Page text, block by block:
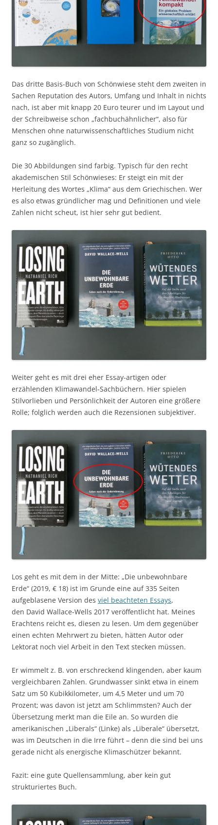
Das dritte Basis-Buch von Schönwiese steht dem zweiten in
Sachen Reputation des Autors, Umfang und Inhalt in nichts
nach, ist aber mit knapp 20 Euro teurer und im Layout und
der Schreibweise schon „fachbuchähnlicher“, also für
Menschen ohne naturwissenschaftliches Studium nicht
ganz so zugänglich.
Die 30 Abbildungen sind farbig. Typisch für den recht
akademischen Stil Schönwieses: Er steigt ein mit der
Herleitung des Wortes „Klima“ aus dem Griechischen. Wer
es also etwas gründlicher mag und Definitionen und viele
Zahlen nicht scheut, ist hier sehr gut bedient.
Weiter geht es mit drei eher Essay-artigen oder
erzählenden Klimawandel-Sachbüchern. Hier spielen
Stilvorlieben und Persönlichkeit der Autoren eine größere
Rolle; folglich werden auch die Rezensionen subjektiver.
Los geht es mit dem in der Mitte: „Die unbewohnbare
Erde“ (2019, € 18) ist im Grunde eine auf 335 Seiten
aufgeblasene Version des viel beachteten Essays,
den David Wallace-Wells 2017 veröffentlicht hat. Meines
Erachtens reicht es, diesen zu lesen. Um dem gegenüber
einen echten Mehrwert zu bieten, hätten Autor oder
Lektorat noch viel Arbeit in den Text stecken müssen.
Er wimmelt z. B. von erschreckend klingenden, aber kaum
vergleichbaren Zahlen. Grundwasser sinkt etwa in einem
Satz um 50 Kubikkilometer, um 4,5 Meter und um 70
Prozent; was davon ist jetzt am Schlimmsten? Auch der
Übersetzung merkt man die Eile an. So wurden die
amerikanischen „Liberals“ (Linke) als „Liberale“ übersetzt,
was im Deutschen in die Irre führt – denn die sind bei uns
gerade nicht als energische Klimaschützer bekannt.
Fazit: eine gute Quellensammlung, aber kein gut
strukturiertes Buch.